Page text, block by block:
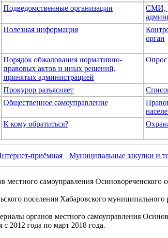
Подведомственные организации
СМИ,
Полезная информация
орган
Порядок обжалования нормативно-
правовых актов и иных решений,
принятых администрацией
Опрос
Прокурор разъясняет
Общественное самоуправление
К кому обратиться?
приёмная Муниципальные закупки и
местного самоуправления Осиновореченского
поселения Хабаровского муниципального
органов местного самоуправления
2012 года по март 2018 года.